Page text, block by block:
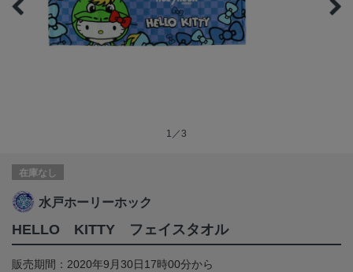
1／3
在庫なし
水戸ホーリーホック
HELLO KITTY フェイスタオル
販売期間：2020年9月30日17時00分から